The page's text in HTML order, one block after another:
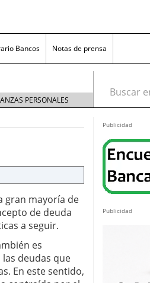
Bancos Notas de prensa
20, 2025
en México con
PERSONALES
Buscar en:
gran mayoría de
de deuda
a seguir.
es
deudas que
En este sentido,
Publicidad
Publicidad